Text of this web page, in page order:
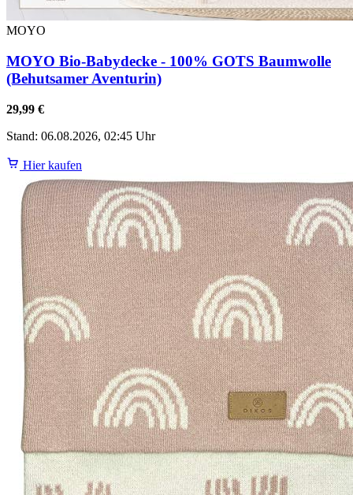
MOYO
MOYO Bio-Babydecke - 100% GOTS Baumwolle
(Behutsamer Aventurin)
29,99 €
Stand: 06.08.2026, 02:45 Uhr
Hier kaufen